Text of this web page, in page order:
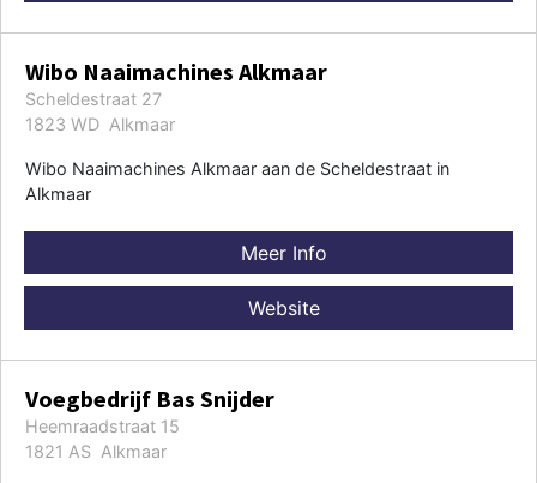
Wibo Naaimachines Alkmaar
Scheldestraat 27
1823 WD Alkmaar
Wibo Naaimachines Alkmaar aan de Scheldestraat in
Alkmaar
Meer Info
Website
Voegbedrijf Bas Snijder
Heemraadstraat 15
1821 AS Alkmaar